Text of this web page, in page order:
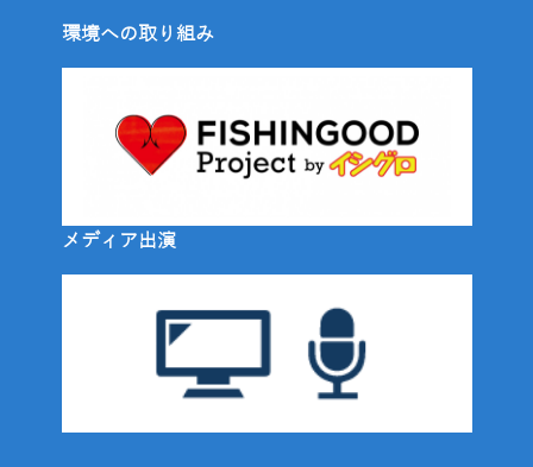
環境への取り組み
メディア出演